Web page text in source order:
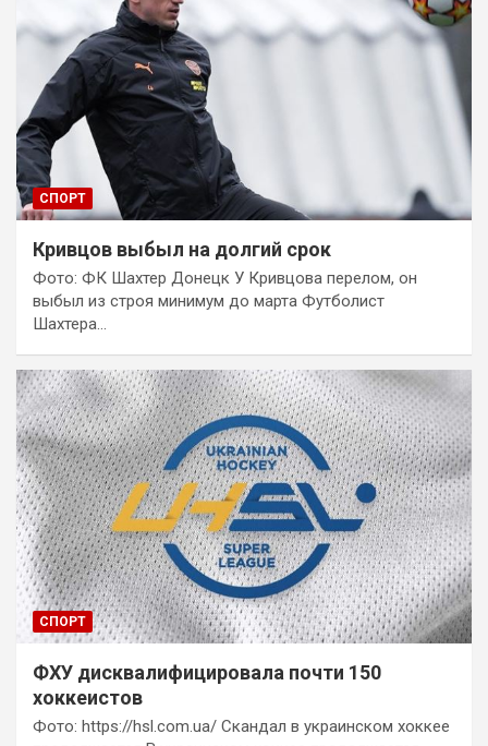
СПОРТ
Кривцов выбыл на долгий срок
Фото: ФК Шахтер Донецк У Кривцова перелом, он
выбыл из строя минимум до марта Футболист
Шахтера…
СПОРТ
ФХУ дисквалифицировала почти 150
хоккеистов
Фото: https://hsl.com.ua/ Скандал в украинском хоккее